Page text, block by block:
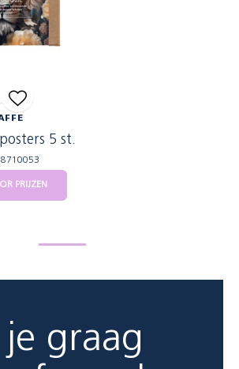
5 st.
PRIJZEN
graag